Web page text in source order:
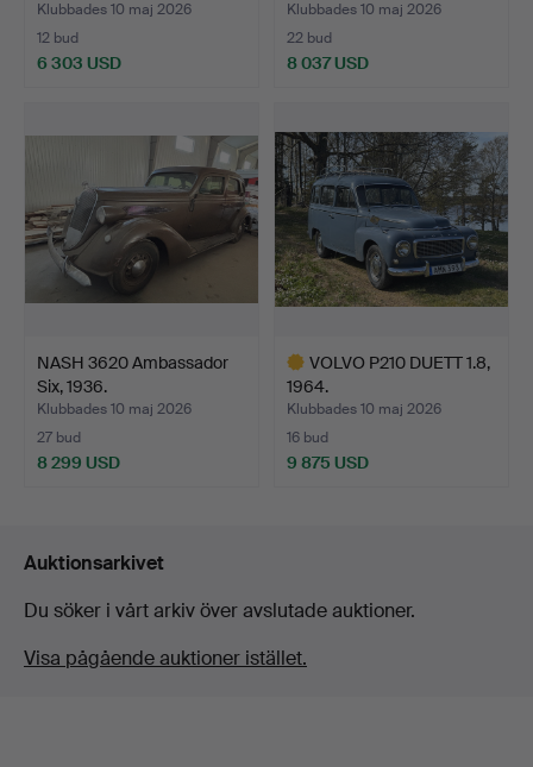
Klubbades 10 maj 2026
12 bud
6 303 USD
Klubbades 10 maj 2026
22 bud
8 037 USD
NASH 3620 Ambassador
Six, 1936.
Klubbades 10 maj 2026
27 bud
8 299 USD
VOLVO P210 DUETT 1.8,
1964.
Klubbades 10 maj 2026
16 bud
9 875 USD
Auktionsarkivet
Du söker i vårt arkiv över avslutade auktioner.
Visa pågående auktioner istället.